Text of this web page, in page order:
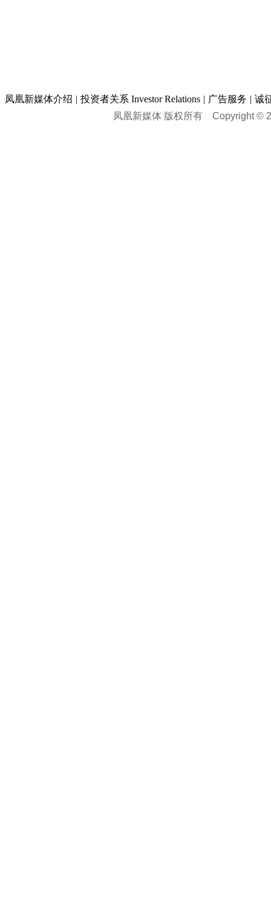
凤凰新媒体介绍 | 投资者关系 Investor Relations | 广告服务 | 诚
凤凰新媒体 版权所有 Copyright ©